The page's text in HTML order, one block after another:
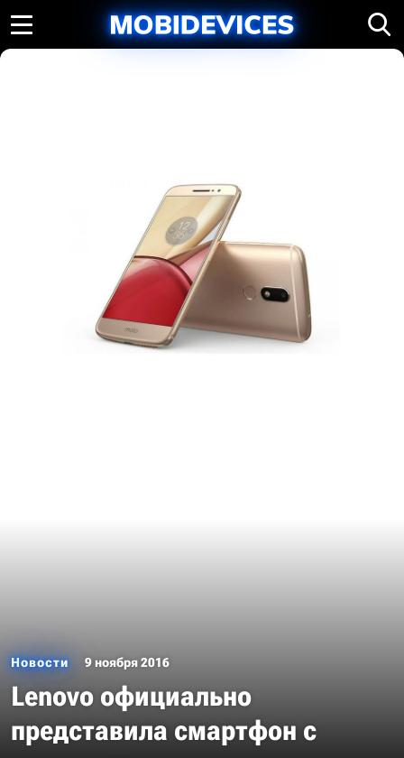
Новости 9 ноября 2016
Lenovo официально
представила смартфон с